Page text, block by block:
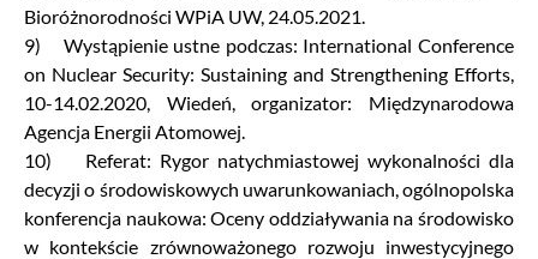
Bioróżnorodności WPiA UW, 24.05.2021.
9) Wystąpienie ustne podczas: International Conference
on Nuclear Security: Sustaining and Strengthening Efforts,
10-14.02.2020, Wiedeń, organizator: Międzynarodowa
Agencja Energii Atomowej.
10) Referat: Rygor natychmiastowej wykonalności dla
decyzji o środowiskowych uwarunkowaniach, ogólnopolska
konferencja naukowa: Oceny oddziaływania na środowisko
w kontekście zrównoważonego rozwoju inwestycyjnego